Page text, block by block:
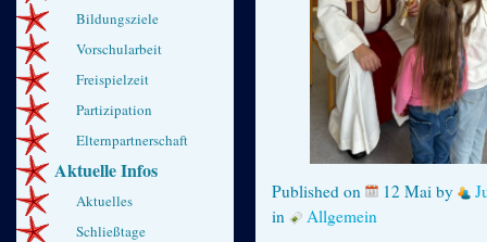
Published on 12 Mai by
in
Allgemein
Bildungsziele
Vorschularbeit
Freispielzeit
Partizipation
Elternpartnerschaft
Aktuelle Infos
Aktuelles
Schließtage